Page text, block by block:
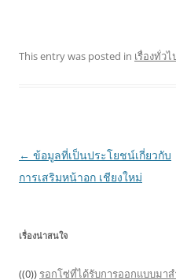
This entry was posted in เรื่องทั่วไ
Post
navigation
← ข้อมูลที่เป็นประโยชน์เกี่ยวกับ
การเสริมหน้าอก เชียงใหม่
เรื่องน่าสนใจ
((0)) รอกโซ่ที่ได้รับการออกแบบมา